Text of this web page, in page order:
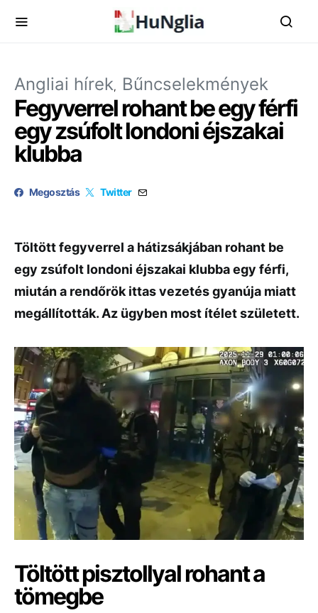
Angliai hírek Bűncselekmények
Fegyverrel rohant be egy férfi
egy zsúfolt londoni éjszakai
klubba
Megosztás Twitter
Töltött fegyverrel a hátizsákjában rohant be
egy zsúfolt londoni éjszakai klubba egy férfi,
miután a rendőrök ittas vezetés gyanúja miatt
megállították. Az ügyben most ítélet született.
Töltött pisztollyal rohant a
tömegbe